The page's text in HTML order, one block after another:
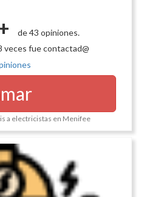
de 43 opiniones.
veces fue contactad@
a electricistas en Menifee